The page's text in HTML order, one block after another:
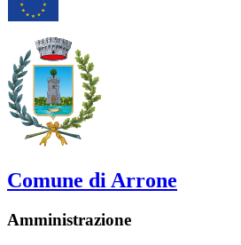
Comune di Arrone
Amministrazione